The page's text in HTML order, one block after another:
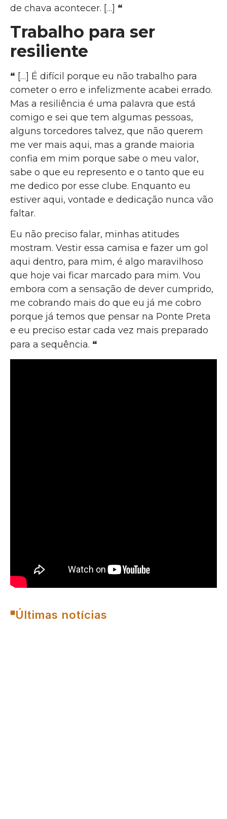
de chava acontecer. […] “
Trabalho para ser
resiliente
“ […] É difícil porque eu não trabalho para
cometer o erro e infelizmente acabei errado.
Mas a resiliência é uma palavra que está
comigo e sei que tem algumas pessoas,
alguns torcedores talvez, que não querem
me ver mais aqui, mas a grande maioria
confia em mim porque sabe o meu valor,
sabe o que eu represento e o tanto que eu
me dedico por esse clube. Enquanto eu
estiver aqui, vontade e dedicação nunca vão
faltar.
Eu não preciso falar, minhas atitudes
mostram. Vestir essa camisa e fazer um gol
aqui dentro, para mim, é algo maravilhoso
que hoje vai ficar marcado para mim. Vou
embora com a sensação de dever cumprido,
me cobrando mais do que eu já me cobro
porque já temos que pensar na Ponte Preta
e eu preciso estar cada vez mais preparado
para a sequência. “
Últimas notícias